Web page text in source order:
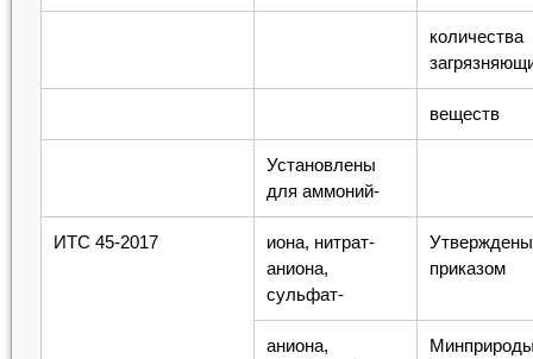
количества
веществ
Установлены
для аммоний-
ИТС 45-2017
иона, нитрат-
аниона,
сульфат-
Утверждены
приказом
аниона,